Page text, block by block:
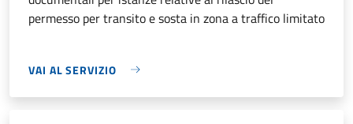
permesso per transito e sosta in zona a traffico limitato
VAI AL SERVIZIO